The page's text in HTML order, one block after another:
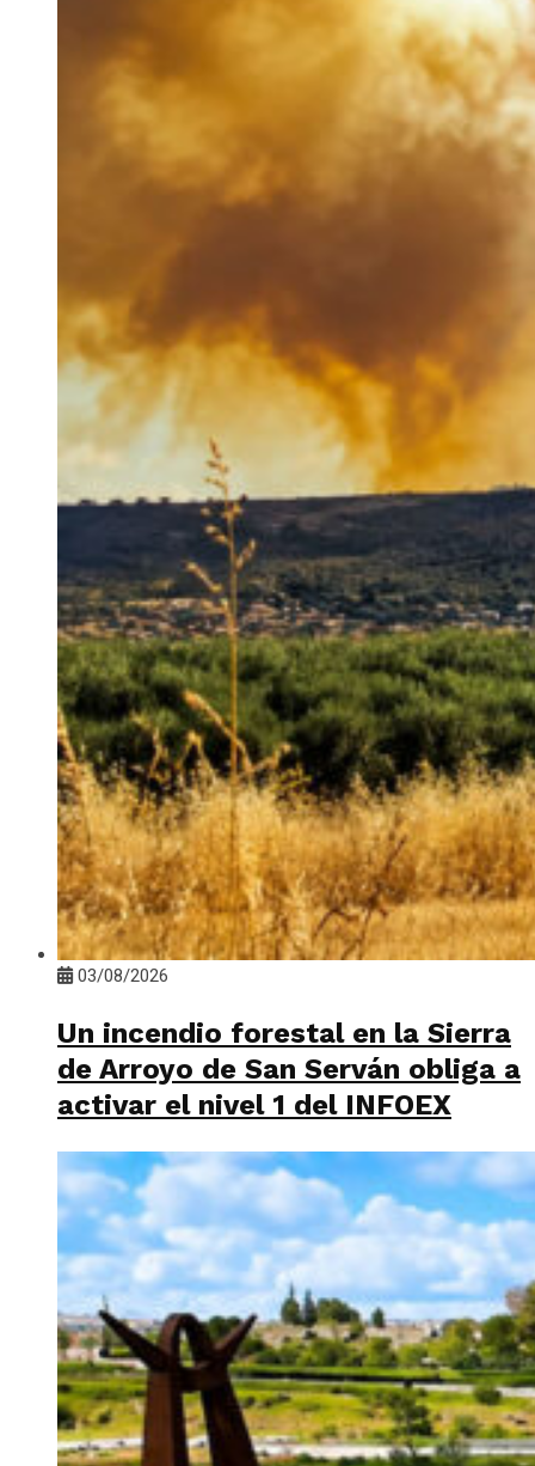
03/08/2026
Un incendio forestal en la Sierra
de Arroyo de San Serván obliga a
activar el nivel 1 del INFOEX